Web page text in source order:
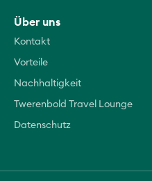
Über uns
Kontakt
Vorteile
Nachhaltigkeit
Twerenbold Travel Lounge
Datenschutz